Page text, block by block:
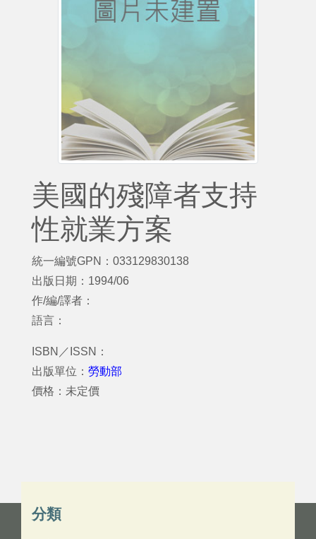
美國的殘障者支持
性就業方案
統一編號GPN：033129830138
出版日期：1994/06
作/編/譯者：
語言：
ISBN／ISSN：
出版單位： 勞動部
價格：未定價
分類